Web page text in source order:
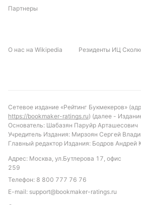
Партнеры
О нас на Wikipedia Резиденты ИЦ
Сетевое издание «Рейтинг Букмекеров»
https://bookmaker-ratings.ru) (далее -
Основатель: Шабазян Паруйр Арташесович
Учредитель Издания: Мирзоян Сергей
Главный редактор Издания: Бодров Андрей
Адрес: Москва, ул.Бутлерова 17, офис
259
Телефон: 8 800 777 76 76
E-mail: support@bookmaker-ratings.ru